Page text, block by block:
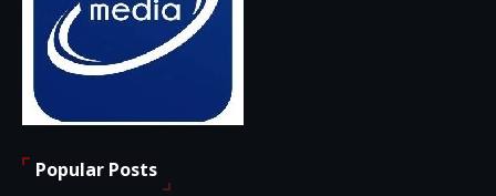
Popular Posts